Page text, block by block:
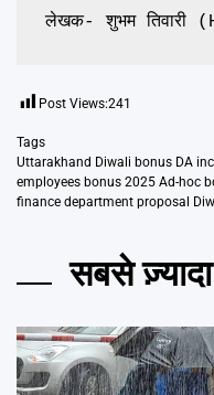
लेखक- शुभम तिवारी
Post Views:241
Tags
Uttarakhand Diwali bonus DA
employees bonus 2025 Ad-hoc
finance department proposal
सबसे